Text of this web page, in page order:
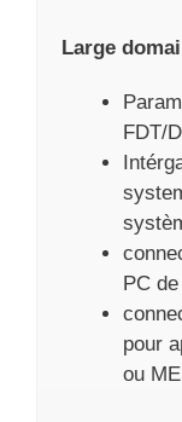
Large
FDT/
PC
pour
ou